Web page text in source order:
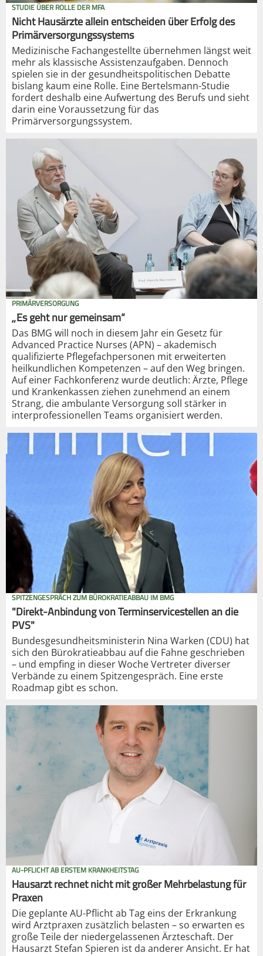
STUDIE ÜBER ROLLE DER MFA
Nicht Hausärzte allein entscheiden über Erfolg des
Primärversorgungssystems
Medizinische Fachangestellte übernehmen längst weit
mehr als klassische Assistenzaufgaben. Dennoch
spielen sie in der gesundheitspolitischen Debatte
bislang kaum eine Rolle. Eine Bertelsmann-Studie
fordert deshalb eine Aufwertung des Berufs und sieht
darin eine Voraussetzung für das
Primärversorgungssystem.
PRIMÄRVERSORGUNG
„Es geht nur gemeinsam“
Das BMG will noch in diesem Jahr ein Gesetz für
Advanced Practice Nurses (APN) – akademisch
qualifizierte Pflegefachpersonen mit erweiterten
heilkundlichen Kompetenzen – auf den Weg bringen.
Auf einer Fachkonferenz wurde deutlich: Ärzte, Pflege
und Krankenkassen ziehen zunehmend an einem
Strang, die ambulante Versorgung soll stärker in
interprofessionellen Teams organisiert werden.
SPITZENGESPRÄCH ZUM BÜROKRATIEABBAU IM BMG
"Direkt-Anbindung von Terminservicestellen an die
PVS"
Bundesgesundheitsministerin Nina Warken (CDU) hat
sich den Bürokratieabbau auf die Fahne geschrieben
– und empfing in dieser Woche Vertreter diverser
Verbände zu einem Spitzengespräch. Eine erste
Roadmap gibt es schon.
AU-PFLICHT AB ERSTEM KRANKHEITSTAG
Hausarzt rechnet nicht mit großer Mehrbelastung für
Praxen
Die geplante AU-Pflicht ab Tag eins der Erkrankung
wird Arztpraxen zusätzlich belasten – so erwarten es
große Teile der niedergelassenen Ärzteschaft. Der
Hausarzt Stefan Spieren ist da anderer Ansicht. Er hat